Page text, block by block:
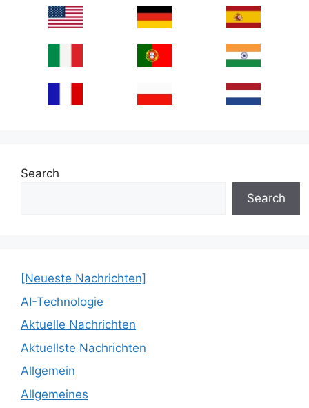
Search
Search
[Neueste Nachrichten]
AI-Technologie
Aktuelle Nachrichten
Aktuellste Nachrichten
Allgemein
Allgemeines